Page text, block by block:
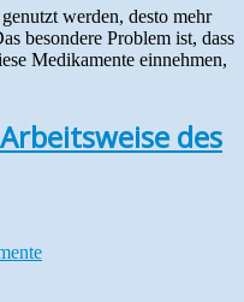
werden, desto mehr
besondere Problem ist, dass
Medikamente einnehmen,
des